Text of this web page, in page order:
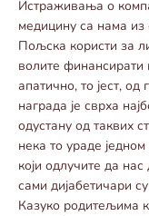
Истраживања о
медицину са нама
Пољска користи за
волите
апатично, то јест,
награда је сврха
одустану од таквих
нека то ураде
који одлучите да
сами дијабетичари
Казуко родитељима